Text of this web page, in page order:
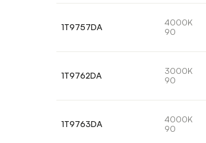
1T9757DA
4000K
90
1T9762DA
3000K
90
1T9763DA
4000K
90